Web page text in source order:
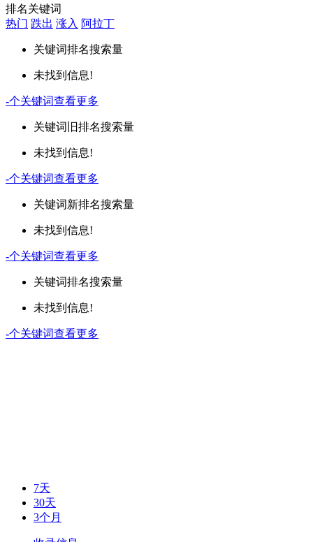
排名关键词
热门 跌出 涨入 阿拉丁
关键词排名搜索量
未找到信息!
-个关键词查看更多
关键词 旧排名搜索量
未找到信息!
-个关键词查看更多
关键词新排名搜索量
未找到信息!
-个关键词查看更多
关键词排名搜索量
未找到信息!
-个关键词查看更多
7天
30天
3个月